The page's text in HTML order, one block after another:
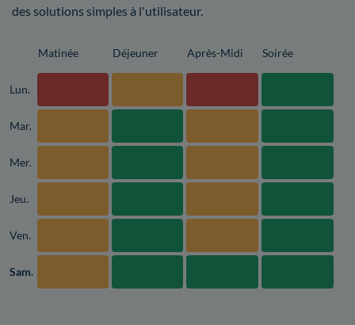
des solutions simples à l'utilisateur.
Matinée Déjeuner Après-Midi Soirée
Lun.
Mar.
Mer.
Jeu.
Ven.
Sam.